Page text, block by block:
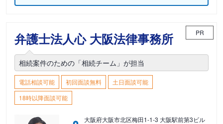
弁護士法人心 大阪法律事務所 PR
相続案件のための「相続チーム」が担当
電話相談可能 初回面談無料
土日面談可能
18時以降面談可能
大阪府大阪市北区梅田1-1-3 大阪駅前第3ビル